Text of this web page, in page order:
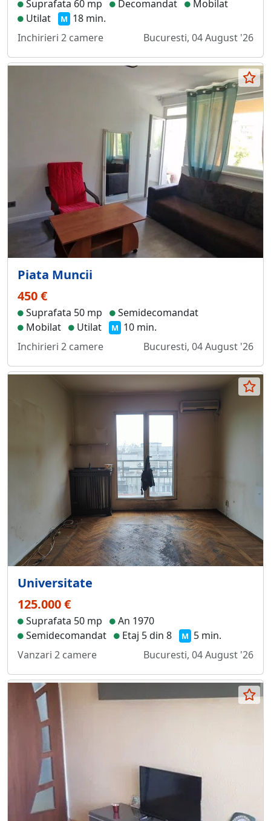
Suprafata 60 mp Decomandat
Mobilat
Utilat
M 18 min.
Inchirieri 2 camere
Bucuresti, 04 August '26
Piata Muncii
450 €
Suprafata 50 mp
Semidecomandat
Mobilat
Utilat M 10 min.
Inchirieri 2 camere
Bucuresti, 04 August '26
Universitate
125.000 €
Suprafata 50 mp
An 1970
Semidecomandat
Etaj 5 din 8 M 5 min.
Vanzari 2 camere
Bucuresti, 04 August '26